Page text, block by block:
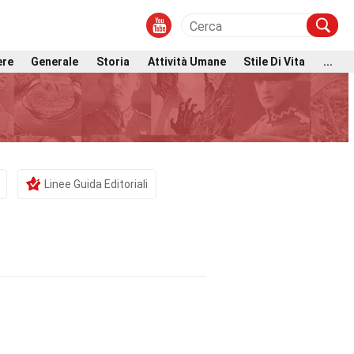
Generale Storia Attività Umane Stile Di Vita
...
Linee Guida Editoriali